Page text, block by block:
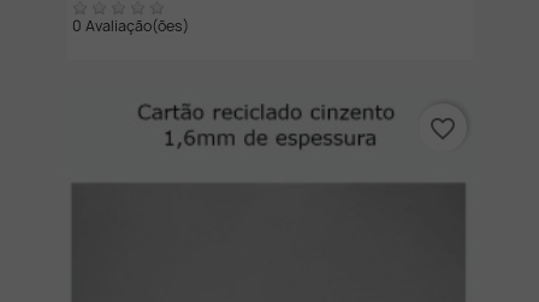
0 Avaliação(ões)
favorite_border